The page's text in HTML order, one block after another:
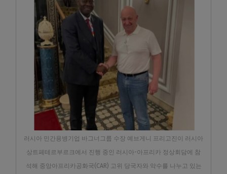
러시아 민간용병기업 바그너그룹 수장 예브게니 프리고진이 러시아
상트페테르부르크에서 진행 중인 러시아-아프리카 정상회담에 참
석해 중앙아프리카공화국(CAR) 고위 당국자와 악수를 나누고 있는